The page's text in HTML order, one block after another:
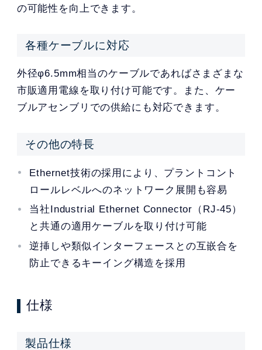
の可能性を向上できます。
各種ケーブルに対応
外径φ6.5mm相当のケーブルであればさまざまな
市販適用電線を取り付け可能です。また、ケー
ブルアセンブリでの供給にも対応できます。
その他の特長
Ethernet技術の採用により、プラントコント
ロールレベルへのネットワーク展開も容易
当社Industrial Ethernet Connector（RJ-45）
と共通の適用ケーブルを取り付け可能
逆挿しや類似インターフェースとの互嵌合を
防止できるキーイング構造を採用
仕様
製品仕様